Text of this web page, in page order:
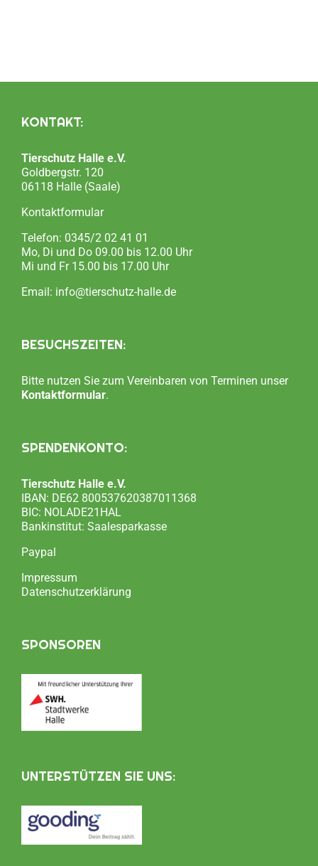
KONTAKT:
Tierschutz Halle e.V.
Goldbergstr. 120
06118 Halle (Saale)
Kontaktformular
Telefon: 0345/2 02 41 01
Mo, Di und Do 09.00 bis 12.00 Uhr
Mi und Fr 15.00 bis 17.00 Uhr
Email: info@tierschutz-halle.de
BESUCHSZEITEN:
Bitte nutzen Sie zum Vereinbaren von Terminen unser
Kontaktformular.
SPENDENKONTO:
Tierschutz Halle e.V.
IBAN: DE62 800537620387011368
BIC: NOLADE21HAL
Bankinstitut: Saalesparkasse
Paypal
Impressum
Datenschutzerklärung
SPONSOREN
UNTERSTÜTZEN SIE UNS: